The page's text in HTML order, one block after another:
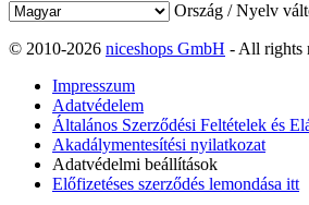
Ország / Nyelv
© 2010-2026 niceshops GmbH - All rights
Impresszum
Adatvédelem
Általános Szerződési Feltételek és
Akadálymentesítési nyilatkozat
Adatvédelmi beállítások
Előfizetéses szerződés lemondása itt